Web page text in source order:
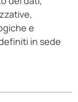
e
in sede